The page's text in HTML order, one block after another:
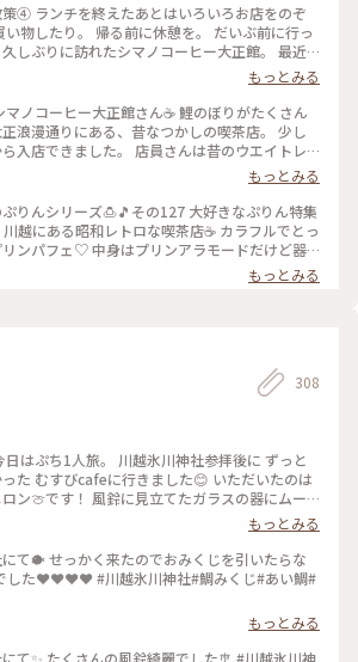
④ ランチを終えたあとはいろいろお店をのぞ
い物したり。 帰る前に休憩を。 だいぶ前に行っ
しぶりに訪れたシマノコーヒー大正館。 最近
んですよね、特に若い人たちで。 この日は平
タイミングなのかすんなり入れました😊 みん
ーダを✨ 私は巨峰ソーダというのがあって、そ
最近のクリームソーダはいろいろな種類があ
・ もわっとするような暑さでしたが楽しい時間
散策でした☺️ ・ 2026.7.15 ・ #埼玉さんぽ #川
#川越カフェ
もっとみる
マノコーヒー大正館さん☕️ 鯉のぼりがたくさん
浪漫通りにある、昔なつかしの喫茶店。 少し
入店できました。 店員さんは昔のウエイトレ
ターさんのような、こちらも懐かしい雰囲気✨
まだあったのか！星座のルーレット占い！ 見
どやったことはありません😆 私はプリンアラ
シルバーの器もいい🩷 夫はコーヒーゼリー。 こ
いい💛 やっぱり缶詰のみかんとさくらんぼが
#シマノコーヒー #喫茶店 #カフェ #プリンアラ
もっとみる
りんシリーズ🍮🎵その127 大好きなぷりん特集
ンパフェ♡ 中身はプリンアラモードだけど器
印象がガラリと変わりますね♡プリンは固くて
フルーツもりもり♡窓際のふんわり柔らかな光
ルーツ #可愛い #レトロ #喫茶店 #また行きたい
んシリーズ
もっとみる
308
た むすびcafeに行きました😊 いただいたのは
ン🍈です！ 風鈴に見立てたガラスの器にムー
とメロンの果肉がのっています。 見た目もかわ
甘くて美味しかった♡ いろんなところの
ゃになっていますが 夏の思い出を少しずつ投稿
ろしくお願いします✨ #夏旅2019 #旅のひ
#川越氷川神社 #カフェ #川越 #埼玉 #milkのミ
もっとみる
て🐡 せっかく来たのでおみくじを引いたらな
氷川神社#鯛みくじ#あい鯛#
もっとみる
✨ たくさんの風鈴綺麗でした🎐 #川越氷川神